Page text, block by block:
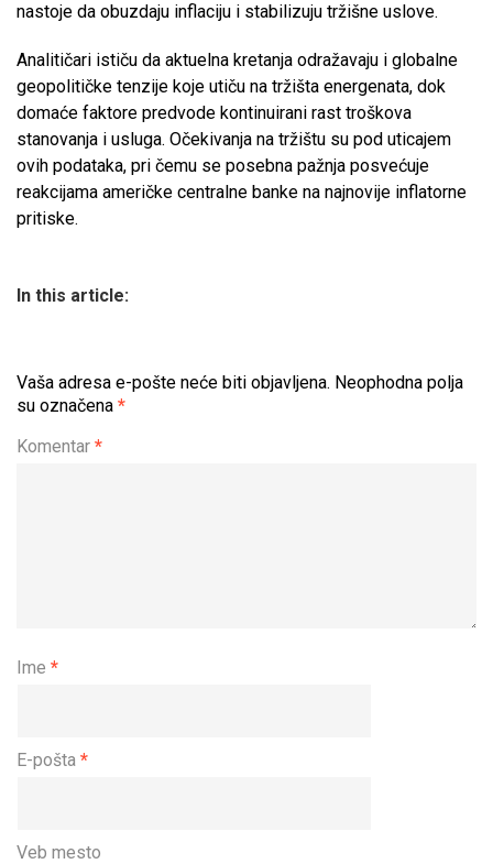
nastoje da obuzdaju inflaciju i stabilizuju tržišne uslove.
Analitičari ističu da aktuelna kretanja odražavaju i globalne
geopolitičke tenzije koje utiču na tržišta energenata, dok
domaće faktore predvode kontinuirani rast troškova
stanovanja i usluga. Očekivanja na tržištu su pod uticajem
ovih podataka, pri čemu se posebna pažnja posvećuje
reakcijama američke centralne banke na najnovije inflatorne
pritiske.
In this article:
Vaša adresa e-pošte neće biti objavljena. Neophodna polja
su označena *
Komentar *
Ime *
E-pošta *
Veb mesto